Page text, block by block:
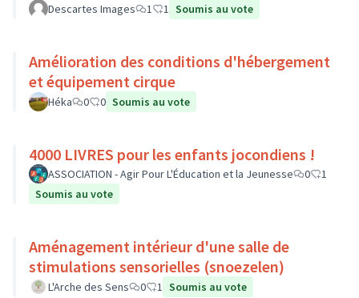
Descartes Images 1 1 Soumis au vote
Amélioration des conditions d'hébergement
et équipement cirque
Héka 0 0 Soumis au vote
4000 LIVRES pour les enfants jocondiens !
ASSOCIATION - Agir Pour L'Éducation et la Jeunesse 0
1
Soumis au vote
Aménagement intérieur d'une salle de
stimulations sensorielles (snoezelen)
L'Arche des Sens 0 1 Soumis au vote